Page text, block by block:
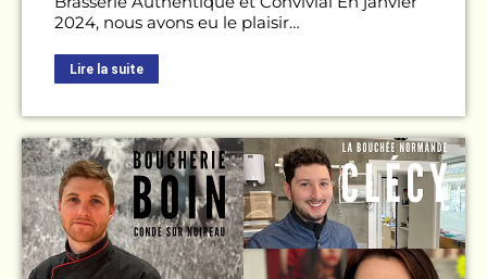
2024, nous avons eu le plaisir…
Lire la suite